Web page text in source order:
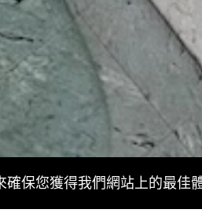
確保您獲得我們網站上的最佳